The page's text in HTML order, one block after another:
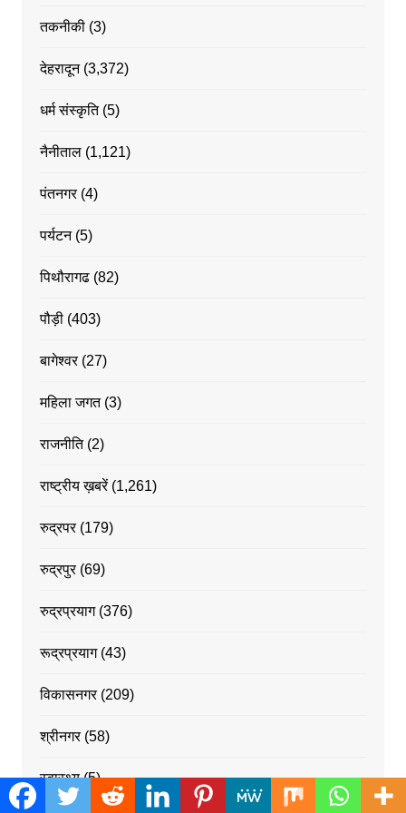
तकनीकी(3)
देहरादून(3,372)
धर्म संस्कृति(5)
नैनीताल(1,121)
पंतनगर(4)
पर्यटन(5)
पिथौरागढ(82)
पौड़ी(403)
बागेश्वर(27)
महिला जगत(3)
राजनीति(2)
राष्ट्रीय ख़बरें(1,261)
रुद्रपर(179)
रुद्रपुर(69)
रुद्रप्रयाग(376)
रूद्रप्रयाग(43)
विकासनगर(209)
श्रीनगर(58)
स्वास्थ्य(5)